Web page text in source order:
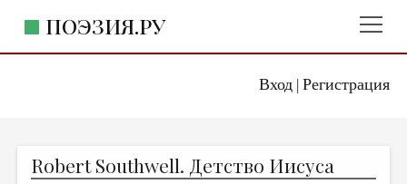
Вход| Регистрация
ПОЭЗИЯ.РУ
ЖАНРЫ
Robert Southwell. Детство Иисуса